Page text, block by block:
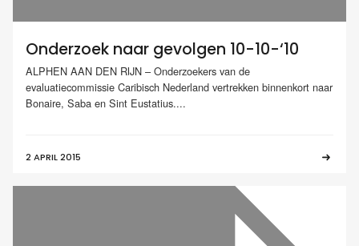
Onderzoek naar gevolgen 10-10-‘10
ALPHEN AAN DEN RIJN – Onderzoekers van de
evaluatiecommissie Caribisch Nederland vertrekken binnenkort naar
Bonaire, Saba en Sint Eustatius....
2 APRIL 2015